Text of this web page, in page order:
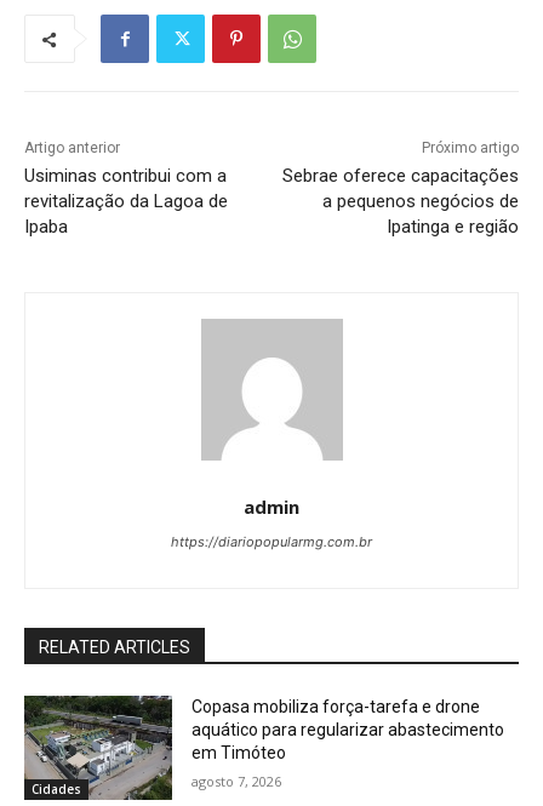
Artigo anterior
Usiminas contribui com a
revitalização da Lagoa de
Ipaba
Próximo artigo
Sebrae oferece capacitações
a pequenos negócios de
Ipatinga e região
admin
https://diariopopularmg.com.br
RELATED ARTICLES
Cidades
Copasa mobiliza força-tarefa e drone
aquático para regularizar abastecimento
em Timóteo
agosto 7, 2026